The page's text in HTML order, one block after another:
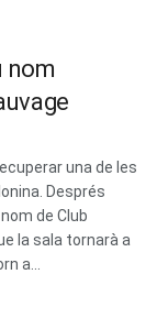
nom
una de les
Després
de Club
la sala tornarà a
a...